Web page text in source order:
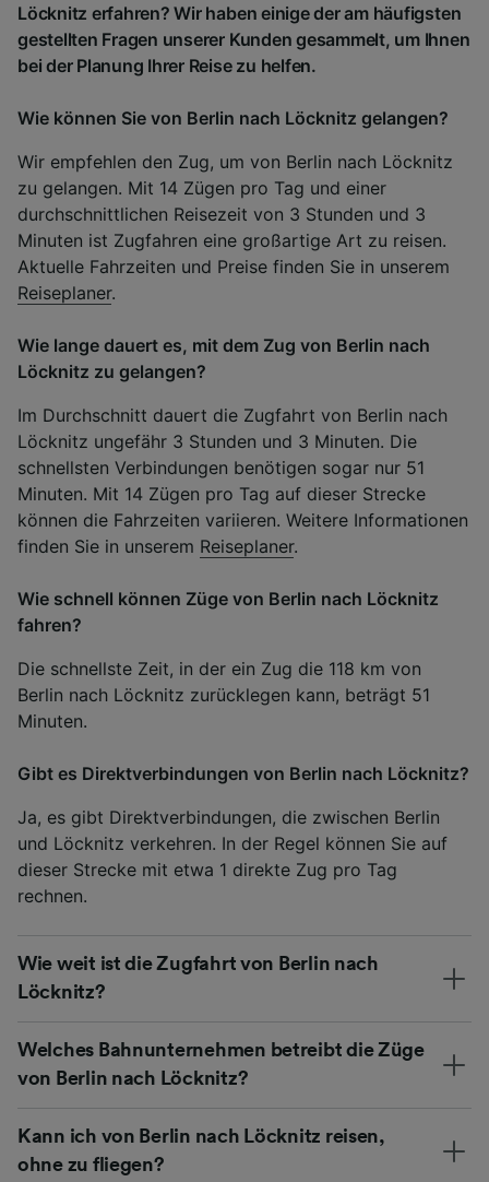
Löcknitz erfahren? Wir haben einige der am häufigsten
gestellten Fragen unserer Kunden gesammelt, um Ihnen
bei der Planung Ihrer Reise zu helfen.
Wie können Sie von Berlin nach Löcknitz gelangen?
Wir empfehlen den Zug, um von Berlin nach Löcknitz
zu gelangen. Mit 14 Zügen pro Tag und einer
durchschnittlichen Reisezeit von 3 Stunden und 3
Minuten ist Zugfahren eine großartige Art zu reisen.
Aktuelle Fahrzeiten und Preise finden Sie in unserem
Reiseplaner.
Wie lange dauert es, mit dem Zug von Berlin nach
Löcknitz zu gelangen?
Im Durchschnitt dauert die Zugfahrt von Berlin nach
Löcknitz ungefähr 3 Stunden und 3 Minuten. Die
schnellsten Verbindungen benötigen sogar nur 51
Minuten. Mit 14 Zügen pro Tag auf dieser Strecke
können die Fahrzeiten variieren. Weitere Informationen
finden Sie in unserem Reiseplaner.
Wie schnell können Züge von Berlin nach Löcknitz
fahren?
Die schnellste Zeit, in der ein Zug die 118 km von
Berlin nach Löcknitz zurücklegen kann, beträgt 51
Minuten.
Gibt es Direktverbindungen von Berlin nach Löcknitz?
Ja, es gibt Direktverbindungen, die zwischen Berlin
und Löcknitz verkehren. In der Regel können Sie auf
dieser Strecke mit etwa 1 direkte Zug pro Tag
rechnen.
Wie weit ist die Zugfahrt von Berlin nach
Löcknitz?
Welches Bahnunternehmen betreibt die Züge
von Berlin nach Löcknitz?
Kann ich von Berlin nach Löcknitz reisen,
ohne zu fliegen?